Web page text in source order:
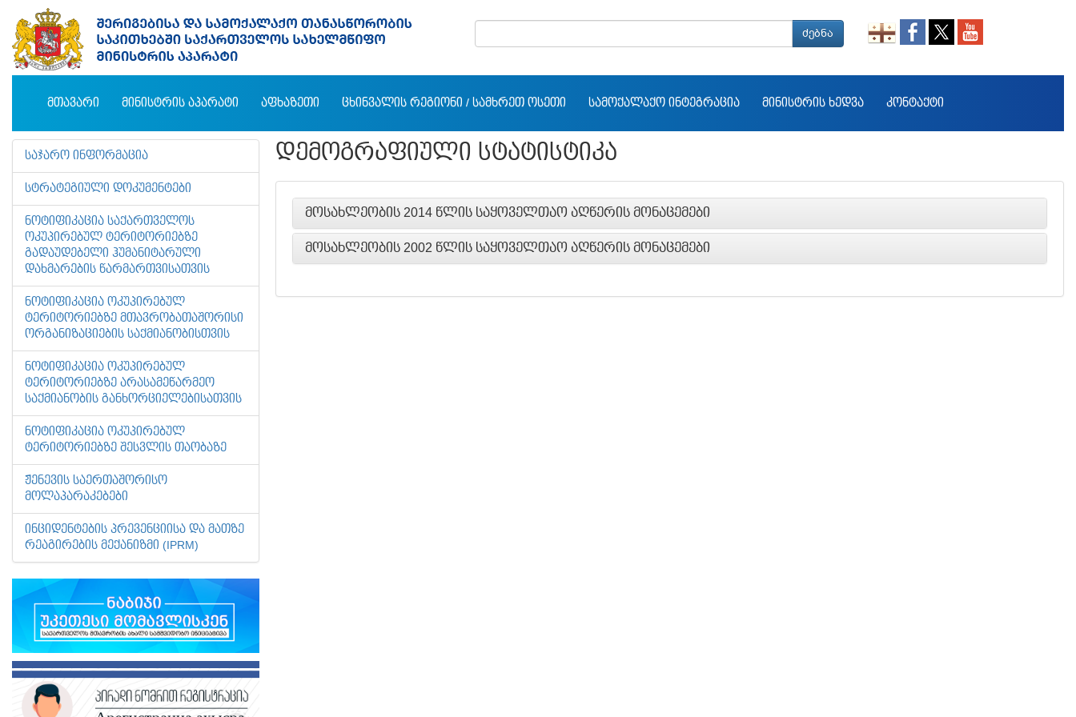
ძებნა
ᲛᲗᲐᲕᲐᲠᲘ ᲛᲘᲜᲘᲡᲢᲠᲘᲡ ᲐᲞᲐᲠᲐᲢᲘ ᲐᲤᲮᲐᲖᲔᲗᲘ ᲪᲮᲘᲜᲕᲐᲚᲘᲡ ᲠᲔᲒᲘᲝᲜᲘ / ᲡᲐᲛᲮᲠᲔᲗ ᲝᲡᲔᲗᲘ ᲡᲐᲛᲝᲥᲐᲚᲐᲥᲝ ᲘᲜᲢᲔᲒᲠᲐᲪᲘᲐ ᲛᲘᲜᲘᲡᲢᲠᲘᲡ ᲮᲔᲓᲕᲐ ᲙᲝᲜᲢᲐᲥᲢᲘ
ᲡᲐᲯᲐᲠᲝ ᲘᲜᲤᲝᲠᲛᲐᲪᲘᲐ
ᲡᲢᲠᲐᲢᲔᲒᲘᲣᲚᲘ ᲓᲝᲙᲣᲛᲔᲜᲢᲔᲑᲘ
ᲜᲝᲢᲘᲤᲘᲙᲐᲪᲘᲐ ᲡᲐᲥᲐᲠᲗᲕᲔᲚᲝᲡ
ᲝᲙᲣᲞᲘᲠᲔᲑᲣᲚ ᲢᲔᲠᲘᲢᲝᲠᲘᲔᲑᲖᲔ
ᲒᲐᲓᲐᲣᲓᲔᲑᲔᲚᲘ ᲰᲣᲛᲐᲜᲘᲢᲐᲠᲣᲚᲘ
ᲓᲐᲮᲛᲐᲠᲔᲑᲘᲡ ᲬᲐᲠᲛᲐᲠᲗᲕᲘᲡᲐᲗᲕᲘᲡ
ᲜᲝᲢᲘᲤᲘᲙᲐᲪᲘᲐ ᲝᲙᲣᲞᲘᲠᲔᲑᲣᲚ
ᲢᲔᲠᲘᲢᲝᲠᲘᲔᲑᲖᲔ ᲛᲗᲐᲕᲠᲝᲑᲐᲗᲐᲨᲝᲠᲘᲡᲘ
ᲝᲠᲒᲐᲜᲘᲖᲐᲪᲘᲔᲑᲘᲡ ᲡᲐᲥᲛᲘᲐᲜᲝᲑᲘᲡᲗᲕᲘᲡ
ᲜᲝᲢᲘᲤᲘᲙᲐᲪᲘᲐ ᲝᲙᲣᲞᲘᲠᲔᲑᲣᲚ
ᲢᲔᲠᲘᲢᲝᲠᲘᲔᲑᲖᲔ ᲐᲠᲐᲡᲐᲛᲔᲬᲐᲠᲛᲔᲝ
ᲡᲐᲥᲛᲘᲐᲜᲝᲑᲘᲡ ᲒᲐᲜᲮᲝᲠᲪᲘᲔᲚᲔᲑᲘᲡᲐᲗᲕᲘᲡ
ᲜᲝᲢᲘᲤᲘᲙᲐᲪᲘᲐ ᲝᲙᲣᲞᲘᲠᲔᲑᲣᲚ
ᲢᲔᲠᲘᲢᲝᲠᲘᲔᲑᲖᲔ ᲨᲔᲡᲕᲚᲘᲡ ᲗᲐᲝᲑᲐᲖᲔ
ᲟᲔᲜᲔᲕᲘᲡ ᲡᲐᲔᲠᲗᲐᲨᲝᲠᲘᲡᲝ
ᲛᲝᲚᲐᲞᲐᲠᲐᲙᲔᲑᲔᲑᲘ
ᲘᲜᲪᲘᲓᲔᲜᲢᲔᲑᲘᲡ ᲞᲠᲔᲕᲔᲜᲪᲘᲘᲡᲐ ᲓᲐ ᲛᲐᲗᲖᲔ
ᲠᲔᲐᲒᲘᲠᲔᲑᲘᲡ ᲛᲔᲥᲐᲜᲘᲖᲛᲘ (IPRM)
ᲓᲔᲛᲝᲒᲠᲐᲤᲘᲣᲚᲘ ᲡᲢᲐᲢᲘᲡᲢᲘᲙᲐ
ᲛᲝᲡᲐᲮᲚᲔᲝᲑᲘᲡ 2014 ᲬᲚᲘᲡ ᲡᲐᲧᲝᲕᲔᲚᲗᲐᲝ ᲐᲦᲬᲔᲠᲘᲡ ᲛᲝᲜᲐᲪᲔᲛᲔᲑᲘ
ᲛᲝᲡᲐᲮᲚᲔᲝᲑᲘᲡ 2002 ᲬᲚᲘᲡ ᲡᲐᲧᲝᲕᲔᲚᲗᲐᲝ ᲐᲦᲬᲔᲠᲘᲡ ᲛᲝᲜᲐᲪᲔᲛᲔᲑᲘ